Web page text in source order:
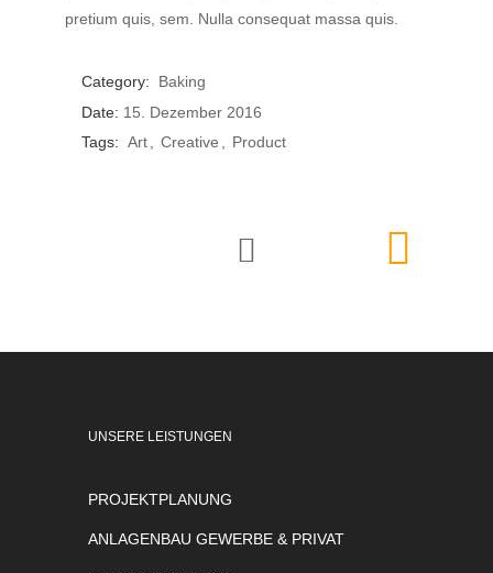
pretium quis, sem. Nulla consequat massa quis.
Category:
Baking
Date: 15. Dezember 2016
Tags: Art Creative Product
UNSERE LEISTUNGEN
PROJEKTPLANUNG
ANLAGENBAU GEWERBE & PRIVAT